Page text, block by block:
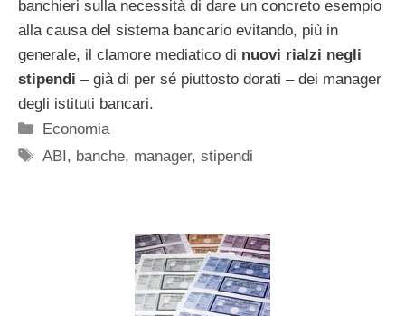
banchieri sulla necessità di dare un concreto esempio
alla causa del sistema bancario evitando, più in
generale, il clamore mediatico di nuovi rialzi negli
stipendi – già di per sé piuttosto dorati – dei manager
degli istituti bancari.
Categorie
Economia
Tag
ABI, banche, manager,stipendi